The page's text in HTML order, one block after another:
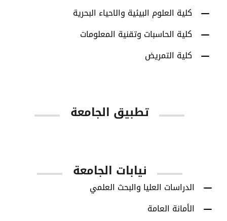
كلية العلوم البيئية والاحياء البحرية
كلية الحاسبات وتقنية المعلومات
كلية التمريض
تطبيق الجامعة
نيابات الجامعة
الدراسات العليا والبحث العلمي
الأمانة العامة